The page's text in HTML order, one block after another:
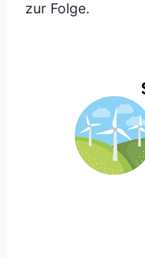
zur Folge.